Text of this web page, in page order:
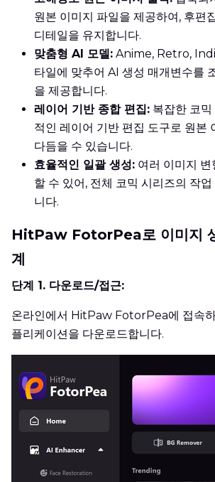
원본 이미지 파일을 제공하여, 후편
디테일을 유지합니다.
맞춤형 AI 모델: Anime, Retro,
타일에 맞추어 AI 생성 매개변수를
을 제공합니다.
레이어 기반 종합 편집: 복잡한 코
적인 레이어 기반 편집 도구로 원본
다듬을 수 있습니다.
효율적인 일괄 생성: 여러 이미지
할 수 있어, 전체 코믹 시리즈의 작
니다.
HitPaw FotorPea로 이미지
계
단계 1. 다운로드/접근:
온라인에서 HitPaw FotorPea에 접속
플리케이션을 다운로드합니다.